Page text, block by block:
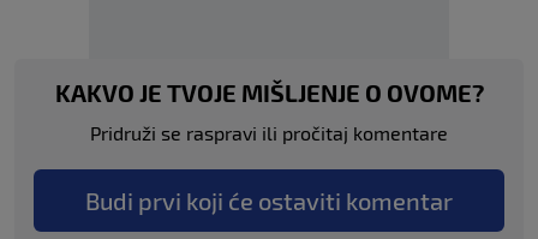
KAKVO JE TVOJE MIŠLJENJE O OVOME?
Pridruži se raspravi ili pročitaj komentare
Budi prvi koji će ostaviti komentar